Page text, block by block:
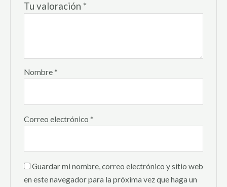
Tu valoración *
Nombre *
Correo electrónico *
Guardar mi nombre, correo electrónico y sitio web
en este navegador para la próxima vez que haga un